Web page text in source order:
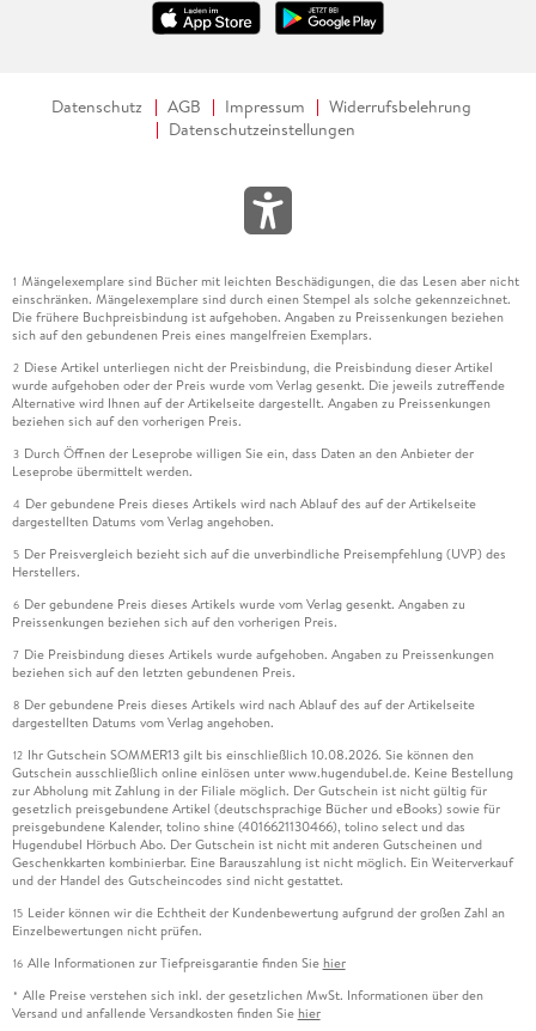
Datenschutz AGB Impressum
Widerrufsbelehrung
Datenschutzeinstellungen
1 Mängelexemplare sind Bücher mit leichten Beschädigungen, die das Lesen aber nicht
einschränken. Mängelexemplare sind durch einen Stempel als solche gekennzeichnet.
Die frühere Buchpreisbindung ist aufgehoben. Angaben zu Preissenkungen beziehen
sich auf den gebundenen Preis eines mangelfreien Exemplars.
2 Diese Artikel unterliegen nicht der Preisbindung, die Preisbindung dieser Artikel
wurde aufgehoben oder der Preis wurde vom Verlag gesenkt. Die jeweils zutreffende
Alternative wird Ihnen auf der Artikelseite dargestellt. Angaben zu Preissenkungen
beziehen sich auf den vorherigen Preis.
3 Durch Öffnen der Leseprobe willigen Sie ein, dass Daten an den Anbieter der
Leseprobe übermittelt werden.
4 Der gebundene Preis dieses Artikels wird nach Ablauf des auf der Artikelseite
dargestellten Datums vom Verlag angehoben.
5 Der Preisvergleich bezieht sich auf die unverbindliche Preisempfehlung (UVP) des
Herstellers.
6 Der gebundene Preis dieses Artikels wurde vom Verlag gesenkt. Angaben zu
Preissenkungen beziehen sich auf den vorherigen Preis.
7 Die Preisbindung dieses Artikels wurde aufgehoben. Angaben zu Preissenkungen
beziehen sich auf den letzten gebundenen Preis.
8 Der gebundene Preis dieses Artikels wird nach Ablauf des auf der Artikelseite
dargestellten Datums vom Verlag angehoben.
12 Ihr Gutschein SOMMER13 gilt bis einschließlich 10.08.2026. Sie können den
Gutschein ausschließlich online einlösen unter www.hugendubel.de. Keine Bestellung
zur Abholung mit Zahlung in der Filiale möglich. Der Gutschein ist nicht gültig für
gesetzlich preisgebundene Artikel (deutschsprachige Bücher und eBooks) sowie für
preisgebundene Kalender, tolino shine (4016621130466), tolino select und das
Hugendubel Hörbuch Abo. Der Gutschein ist nicht mit anderen Gutscheinen und
Geschenkkarten kombinierbar. Eine Barauszahlung ist nicht möglich. Ein Weiterverkauf
und der Handel des Gutscheincodes sind nicht gestattet.
15 Leider können wir die Echtheit der Kundenbewertung aufgrund der großen Zahl an
Einzelbewertungen nicht prüfen.
16 Alle Informationen zur Tiefpreisgarantie finden Sie hier
* Alle Preise verstehen sich inkl. der gesetzlichen MwSt. Informationen über den
Versand und anfallende Versandkosten finden Sie hier